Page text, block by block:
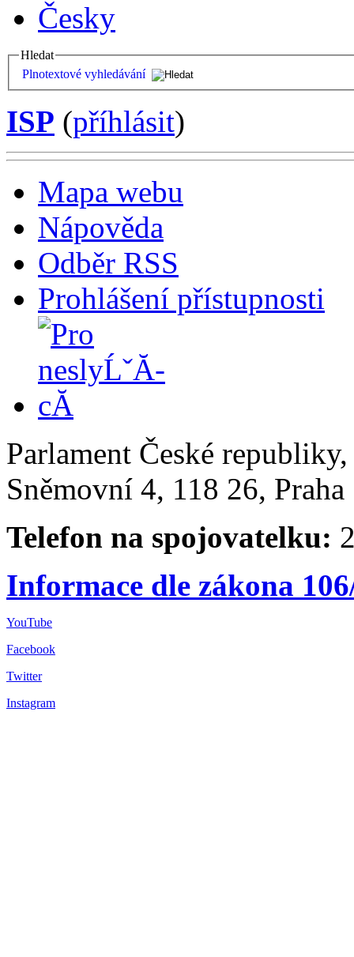
Česky
Hledat
Plnotextové vyhledávání
ISP (příhlásit)
Mapa webu
Nápověda
Odběr RSS
Prohlášení přístupnosti
Parlament České
Sněmovní 4, 118 26,
Telefon na spojovatelku:
Informace dle zákona
YouTube
Facebook
Twitter
Instagram